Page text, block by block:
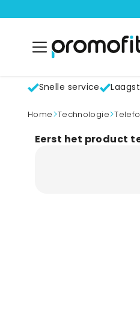
Snelle service
home> Technologie>
Eerst het product